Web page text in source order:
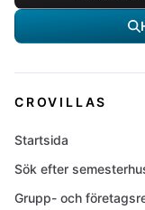
CROVILLAS
Startsida
Sök efter
Grupp- och